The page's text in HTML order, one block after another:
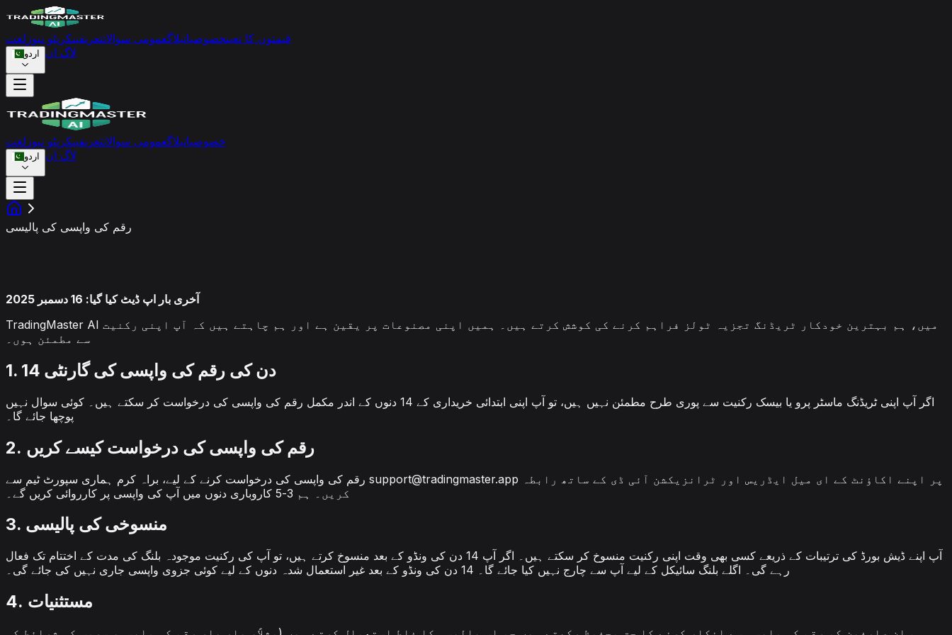
قیمتوں کا تعینخصوصیاتبلاگعمومی سوالاتتعریفیںکرپٹو نیوز لغت
اردو لاگ ان
خصوصیاتبلاگعمومی سوالاتتعریفیںکرپٹو نیوز لغت
اردو لاگ ان
رقم کی واپسی کی پالیسی
آخری بار اپ ڈیٹ کیا گیا: 16 دسمبر 2025
TradingMaster AI میں، ہم بہترین خودکار ٹریڈنگ تجزیہ ٹولز فراہم کرنے کی کوشش کرتے ہیں۔ ہمیں اپنی مصنوعات پر یقین ہے اور ہم چاہتے ہیں کہ آپ اپنی رکنیت
سے مطمئن ہوں۔
1. 14 دن کی رقم کی واپسی کی گارنٹی
اگر آپ اپنی ٹریڈنگ ماسٹر پرو یا بیسک رکنیت سے پوری طرح مطمئن نہیں ہیں، تو آپ اپنی ابتدائی خریداری کے 14 دنوں کے اندر مکمل رقم کی واپسی کی درخواست کر سکتے ہیں۔ کوئی سوال نہیں
پوچھا جائے گا۔
2. رقم کی واپسی کی درخواست کیسے کریں
support@tradingmaster.app
کریں۔ ہم 3-5 کاروباری دنوں میں آپ کی واپسی پر کارروائی کریں گے۔
3. منسوخی کی پالیسی
آپ اپنے ڈیش بورڈ کی ترتیبات کے ذریعے کسی بھی وقت اپنی رکنیت منسوخ کر سکتے ہیں۔ اگر آپ 14 دن کی ونڈو کے بعد منسوخ کرتے ہیں، تو آپ کی رکنیت موجودہ بلنگ کی مدت کے اختتام تک فعال
رہے گی۔ اگلے بلنگ سائیکل کے لیے آپ سے چارج نہیں کیا جائے گا۔ 14 دن کی ونڈو کے بعد غیر استعمال شدہ دنوں کے لیے کوئی جزوی واپسی جاری نہیں کی جائے گی۔
4. مستثنیات